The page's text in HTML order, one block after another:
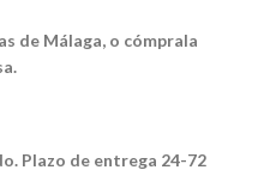
de Málaga, o cómprala
Plazo de entrega 24-72